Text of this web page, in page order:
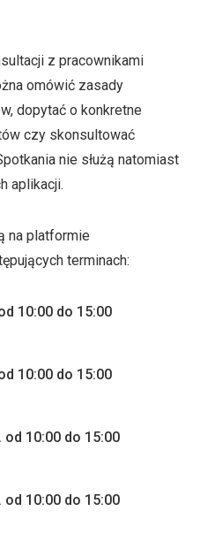
z pracownikami
omówić zasady
dopytać o konkretne
czy skonsultować
nie służą natomiast
aplikacji.
na platformie
terminach:
10:00 do 15:00
10:00 do 15:00
10:00 do 15:00
10:00 do 15:00